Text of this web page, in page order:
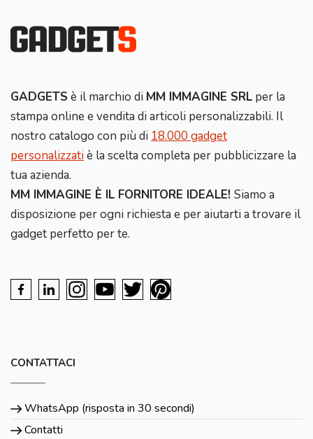
GADGETS è il marchio di MM IMMAGINE SRL per la
stampa online e vendita di articoli personalizzabili. Il
nostro catalogo con più di 18.000 gadget
personalizzatiè la scelta completa per pubblicizzare la
tua azienda.
MM IMMAGINE È IL FORNITORE IDEALE! Siamo a
disposizione per ogni richiesta e per aiutarti a trovare il
gadget perfetto per te.
CONTATTACI
WhatsApp (risposta in 30 secondi)
Contatti